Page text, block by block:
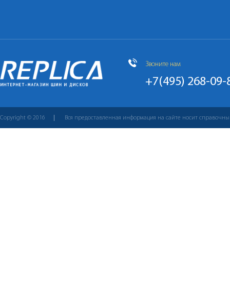
Звоните нам
+7(495) 268-09-
Copyright © 2016 Вся предоставленная информация на сайте носит